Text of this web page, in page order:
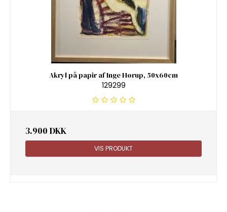
Akryl på papir af Inge Hørup, 50x60cm
129299
3.900 DKK
VIS PRODUKT